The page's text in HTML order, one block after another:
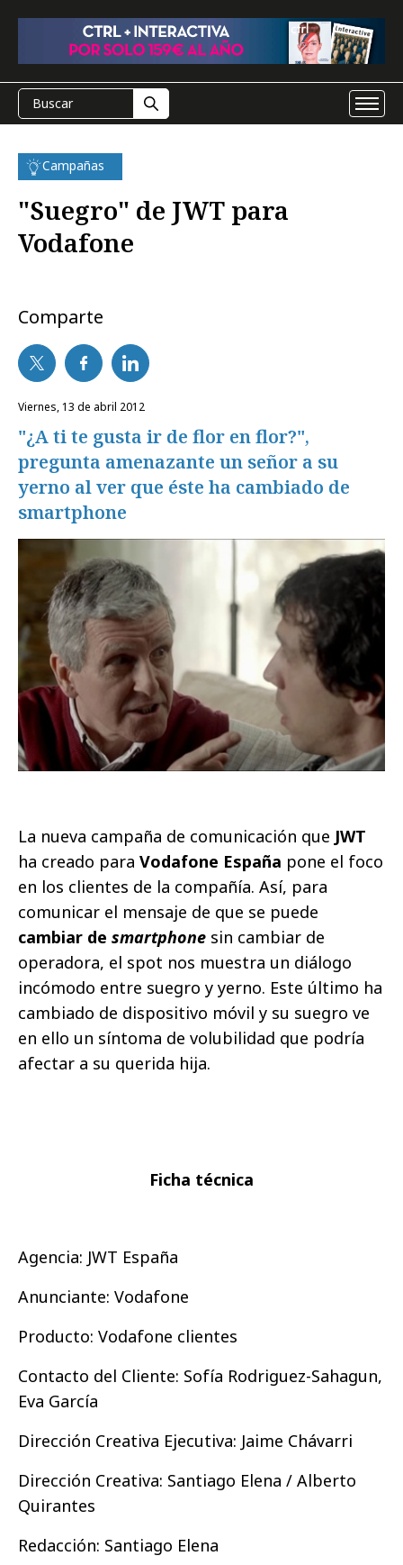
Campañas
"Suegro" de JWT para
Vodafone
Comparte
viernes, 13 de abril 2012
"¿A ti te gusta ir de flor en flor?",
pregunta amenazante un señor a su
yerno al ver que éste ha cambiado de
smartphone
La nueva campaña de comunicación que JWT
ha creado para Vodafone España pone el foco
en los clientes de la compañía. Así, para
comunicar el mensaje de que se puede
cambiar de smartphone sin cambiar de
operadora, el spot nos muestra un diálogo
incómodo entre suegro y yerno. Este último ha
cambiado de dispositivo móvil y su suegro ve
en ello un síntoma de volubilidad que podría
afectar a su querida hija.
Ficha técnica
Agencia: JWT España
Anunciante: Vodafone
Producto: Vodafone clientes
Contacto del Cliente: Sofía Rodriguez-Sahagun,
Eva García
Dirección Creativa Ejecutiva: Jaime Chávarri
Dirección Creativa: Santiago Elena / Alberto
Quirantes
Redacción: Santiago Elena